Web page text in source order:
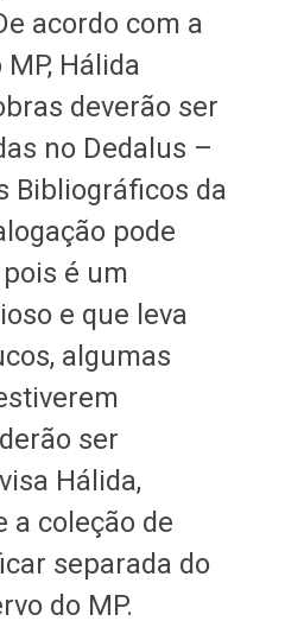
acordo com a
Hálida
deverão ser
no Dedalus –
Bibliográficos da
pode
é um
e que leva
algumas
ser
Hálida,
a coleção de
separada do
do MP.